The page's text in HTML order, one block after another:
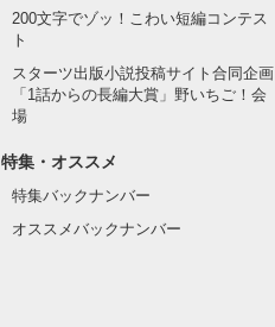
200文字でゾッ！こわい短編コンテス
ト
スターツ出版小説投稿サイト合同企画
「1話からの長編大賞」野いちご！会
場
特集・オススメ
特集バックナンバー
オススメバックナンバー